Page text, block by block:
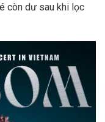
còn dư sau khi lọc